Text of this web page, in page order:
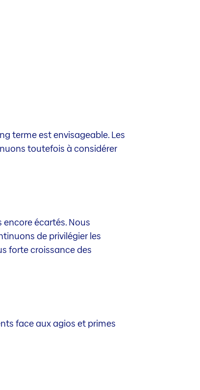
terme est envisageable. Les
toutefois à considérer
écartés. Nous
de privilégier les
forte croissance des
face aux agios et primes